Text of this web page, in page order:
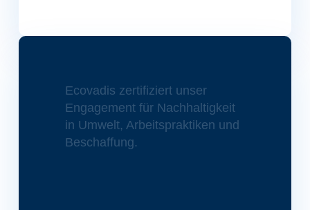
Ecovadis zertifiziert unser
Engagement für Nachhaltigkeit
in Umwelt, Arbeitspraktiken und
Beschaffung.